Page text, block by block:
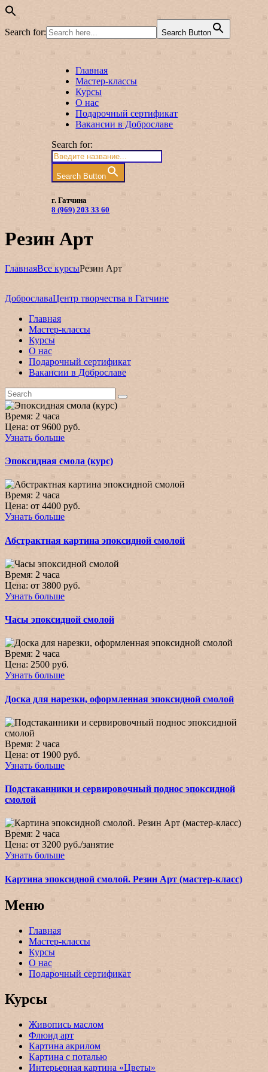
Search for: Search Button
Главная
Мастер-классы
Курсы
О нас
Подарочный сертификат
Вакансии в Доброславе
Search for:
Search Button
г. Гатчина
8 (969) 203 33 60
Резин Арт
ГлавнаяВсе курсыРезин Арт
ДоброславаЦентр творчества в Гатчине
Главная
Мастер-классы
Курсы
О нас
Подарочный сертификат
Вакансии в Доброславе
Время: 2 часа
Цена: от 9600 руб.
Узнать больше
Эпоксидная смола (курс)
Время: 2 часа
Цена: от 4400 руб.
Узнать больше
Абстрактная картина эпоксидной смолой
Время: 2 часа
Цена: от 3800 руб.
Узнать больше
Часы эпоксидной смолой
Время: 2 часа
Цена: 2500 руб.
Узнать больше
Доска для нарезки, оформленная эпоксидной смолой
Время: 2 часа
Цена: от 1900 руб.
Узнать больше
Подстаканники и сервировочный поднос эпоксидной
смолой
Время: 2 часа
Цена: от 3200 руб./занятие
Узнать больше
Картина эпоксидной смолой. Резин Арт (мастер-класс)
Меню
Главная
Мастер-классы
Курсы
О нас
Подарочный сертификат
Курсы
Живопись маслом
Флюид арт
Картина акрилом
Картина с поталью
Интерьерная картина «Цветы»